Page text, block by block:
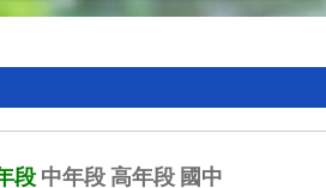
段 中年段 高年段 國中